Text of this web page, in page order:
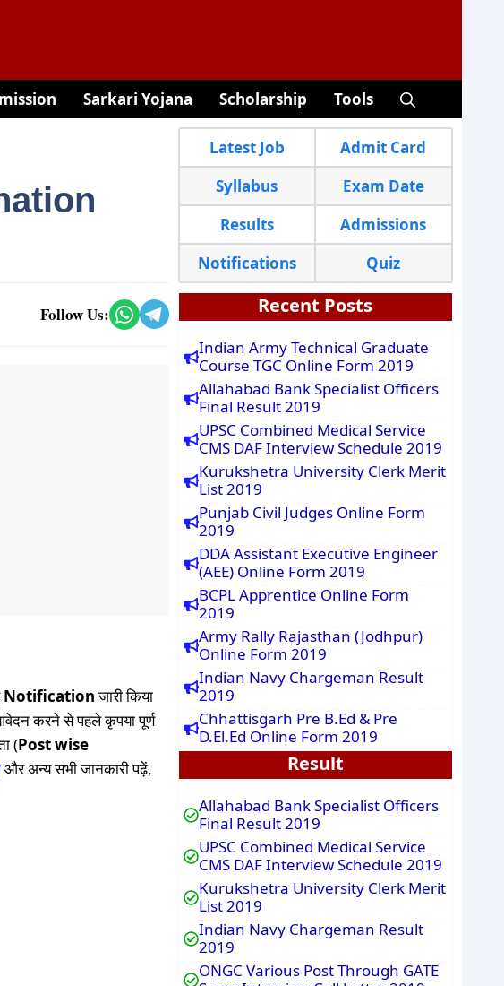
Sarkari Yojana Scholarship Tools
Follow Us:
Notificationजारी किया
करने से पहले कृपया पूर्ण
(Post wise
और अन्य सभी जानकारी पढ़ें,
Latest Job
Admit Card
Syllabus
Exam Date
Results
Admissions
Notifications
Quiz
Recent Posts
Indian Army Technical Graduate
Course TGC Online Form 2019
Allahabad Bank Specialist Officers
Final Result 2019
UPSC Combined Medical Service
CMS DAF Interview Schedule 2019
Kurukshetra University Clerk Merit
List 2019
Punjab Civil Judges Online Form
2019
DDA Assistant Executive Engineer
(AEE) Online Form 2019
BCPL Apprentice Online Form
2019
Army Rally Rajasthan (Jodhpur)
Online Form 2019
Indian Navy Chargeman Result
2019
Chhattisgarh Pre B.Ed & Pre
D.El.Ed Online Form 2019
Result
Allahabad Bank Specialist Officers
Final Result 2019
UPSC Combined Medical Service
CMS DAF Interview Schedule 2019
Kurukshetra University Clerk Merit
List 2019
Indian Navy Chargeman Result
2019
ONGC Various Post Through GATE